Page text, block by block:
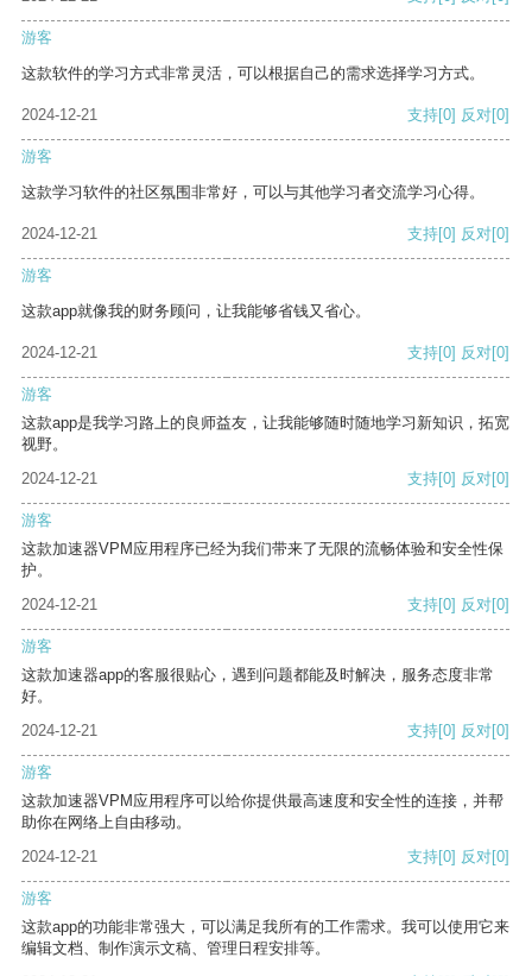
游客
这款软件的学习方式非常灵活，可以根据自己的需求选择学习方式。
2024-12-21 支持[0] 反对[0]
游客
这款学习软件的社区氛围非常好，可以与其他学习者交流学习心得。
2024-12-21 支持[0] 反对[0]
游客
这款app就像我的财务顾问，让我能够省钱又省心。
2024-12-21 支持[0] 反对[0]
游客
这款app是我学习路上的良师益友，让我能够随时随地学习新知识，拓宽
视野。
2024-12-21
支持[0] 反对[0]
游客
这款加速器VPM应用程序已经为我们带来了无限的流畅体验和安全性保
护。
2024-12-21
支持[0] 反对[0]
游客
这款加速器app的客服很贴心，遇到问题都能及时解决，服务态度非常
好。
2024-12-21
支持[0] 反对[0]
游客
这款加速器VPM应用程序可以给你提供最高速度和安全性的连接，并帮
助你在网络上自由移动。
2024-12-21
支持[0] 反对[0]
游客
这款app的功能非常强大，可以满足我所有的工作需求。我可以使用它来
编辑文档、制作演示文稿、管理日程安排等。